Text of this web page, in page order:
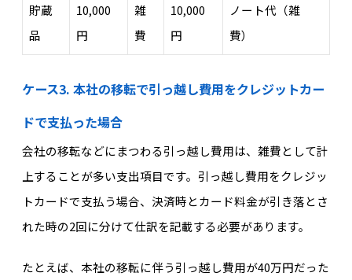
貯蔵
品
10,000
円
雑
費
10,000
円
ノート代（雑
費）
ケース3. 本社の移転で引っ越し費用をクレジットカー
ドで支払った場合
会社の移転などにまつわる引っ越し費用は、雑費として計
上することが多い支出項目です。引っ越し費用をクレジッ
トカードで支払う場合、決済時とカード料金が引き落とさ
れた時の2回に分けて仕訳を記載する必要があります。
たとえば、本社の移転に伴う引っ越し費用が40万円だった